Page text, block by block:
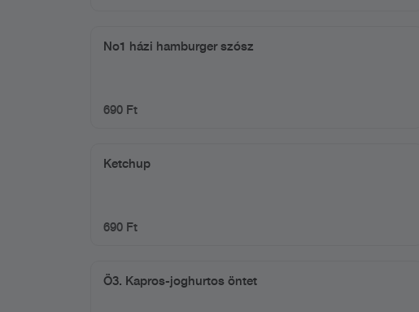
No1 házi hamburger szósz
690 Ft
Ketchup
690 Ft
Ö3. Kapros-joghurtos öntet